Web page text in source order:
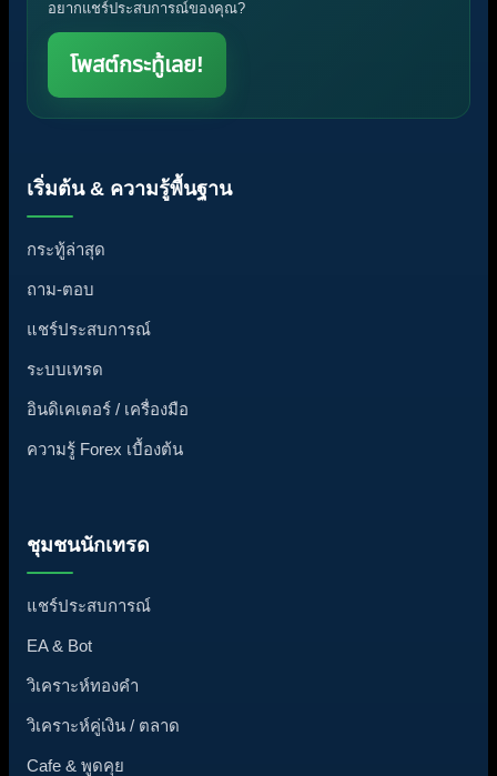
อยากแชร์ประสบการณ์ของคุณ?
โพสต์กระทู้เลย!
เริ่มต้น & ความรู้พื้นฐาน
กระทู้ล่าสุด
ถาม-ตอบ
แชร์ประสบการณ์
ระบบเทรด
อินดิเคเตอร์ / เครื่องมือ
ความรู้ Forex เบื้องต้น
ชุมชนนักเทรด
แชร์ประสบการณ์
EA & Bot
วิเคราะห์ทองคำ
วิเคราะห์คู่เงิน / ตลาด
Cafe & พูดคุย